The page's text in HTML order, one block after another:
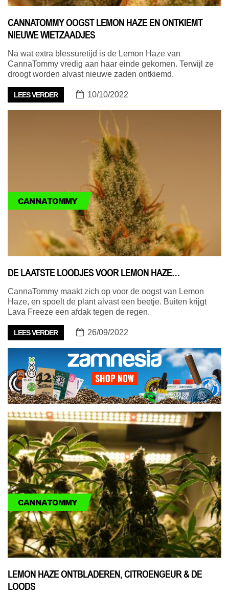
CANNATOMMY OOGST LEMON HAZE EN ONTKIEMT
NIEUWE WIETZAADJES
Na wat extra blessuretijd is de Lemon Haze van
CannaTommy vredig aan haar einde gekomen. Terwijl ze
droogt worden alvast nieuwe zaden ontkiemd.
LEES VERDER 10/10/2022
CANNATOMMY
DE LAATSTE LOODJES VOOR LEMON HAZE…
CannaTommy maakt zich op voor de oogst van Lemon
Haze, en spoelt de plant alvast een beetje. Buiten krijgt
Lava Freeze een afdak tegen de regen.
LEES VERDER 26/09/2022
CANNATOMMY
LEMON HAZE ONTBLADEREN, CITROENGEUR & DE
LOODS